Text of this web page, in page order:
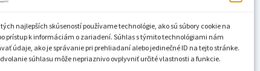
najlepších skúseností používame technológie, ako sú súbory cookie na
prístup k informáciám o zariadení. Súhlas s týmito technológiami nám
údaje, ako je správanie pri prehliadaní alebo jedinečné ID na tejto stránke.
súhlasu môže nepriaznivo ovplyvniť určité vlastnosti a funkcie.
Pracoviská NIVaM
Dokumenty inštitúcie
Knižnica